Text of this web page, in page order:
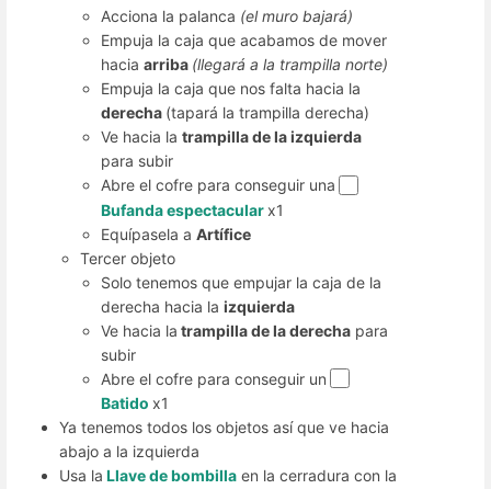
Acciona la palanca (el muro bajará)
Empuja la caja que acabamos de mover
haciaarriba (llegará a la trampilla norte)
Empuja la caja que nos falta hacia la
derecha (tapará la trampilla derecha)
Ve hacia latrampilla de la izquierda
para subir
Abre el cofre para conseguir una
Bufanda espectacularx1
Equípasela aArtífice
Tercer objeto
Solo tenemos que empujar la caja de la
derecha hacia laizquierda
Ve hacia la trampilla de la derecha para
subir
Abre el cofre para conseguir un
Batido x1
Ya tenemos todos los objetos así que ve hacia
abajo a la izquierda
Usa la Llave de bombilla en la cerradura con la